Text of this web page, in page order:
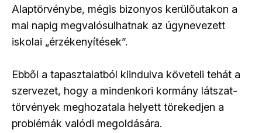
Alaptörvénybe, mégis bizonyos kerülőutakon a
mai napig megvalósulhatnak az úgynevezett
iskolai „érzékenyítések”.
Ebből a tapasztalatból kiindulva követeli tehát a
szervezet, hogy a mindenkori kormány látszat-
törvények meghozatala helyett törekedjen a
problémák valódi megoldására.